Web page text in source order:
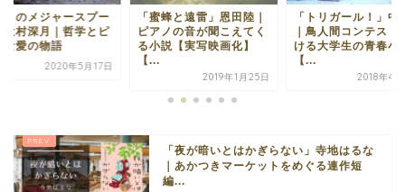
蜂と遠雷」恩田陸｜
ノの音が聞こえてく
説【実写映画化】
「トリガール！」中村航
｜鳥人間コンテストに賭
ける大学生の青春小説
【...
2018年4月22日
柚木麻子「あまから
テット」おいしい食
と女の友情物語。【
タ...
2018年7
「夜が暗いとはかぎらない」寺地はるな
｜あかつきマーケットをめぐる連作短
編...